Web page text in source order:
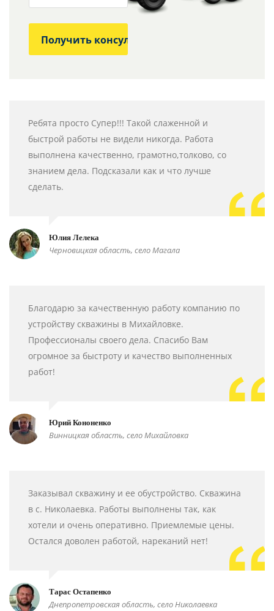
Ребята просто Супер!!! Такой слаженной и
быстрой работы не видели никогда. Работа
выполнена качественно, грамотно,толково, со
знанием дела. Подсказали как и что лучше
сделать.
Юлия Лелека
Черновицкая область, село Магала
Благодарю за качественную работу компанию по
устройству скважины в Михайловке.
Профессионалы своего дела. Спасибо Вам
огромное за быстроту и качество выполненных
работ!
Юрий Кононенко
Винницкая область, село Михайловка
Заказывал скважину и ее обустройство. Скважина
в с. Николаевка. Работы выполнены так, как
хотели и очень оперативно. Приемлемые цены.
Остался доволен работой, нареканий нет!
Тарас Остапенко
Днепропетровская область, село Николаевка